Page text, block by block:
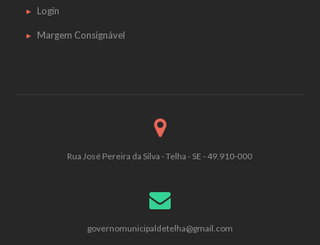
Login
Margem Consignável
Rua José Pereira da Silva - Telha - SE - 49.910-000
governomunicipaldetelha@gmail.com